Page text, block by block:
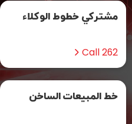
مشترکي خطوط الوکلاء
Call 262
خط المبیعات الساخن